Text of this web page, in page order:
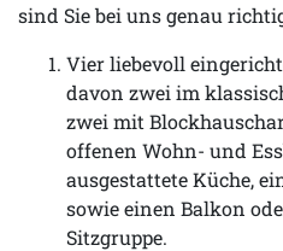
sind Sie bei uns genau
Vier liebevoll
davon zwei im
zwei mit
offenen Wohn- und
ausgestattete Küche,
sowie einen Balkon
Sitzgruppe.